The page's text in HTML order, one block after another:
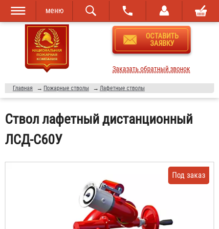
Перейти к
основному
содержанию
Skip to
navigation
меню
ОСТАВИТЬ
ЗАЯВКУ
Заказать обратный звонок
Главная → Пожарные стволы → Лафетные стволы
Ствол лафетный дистанционный
ЛСД-С60У
Под заказ